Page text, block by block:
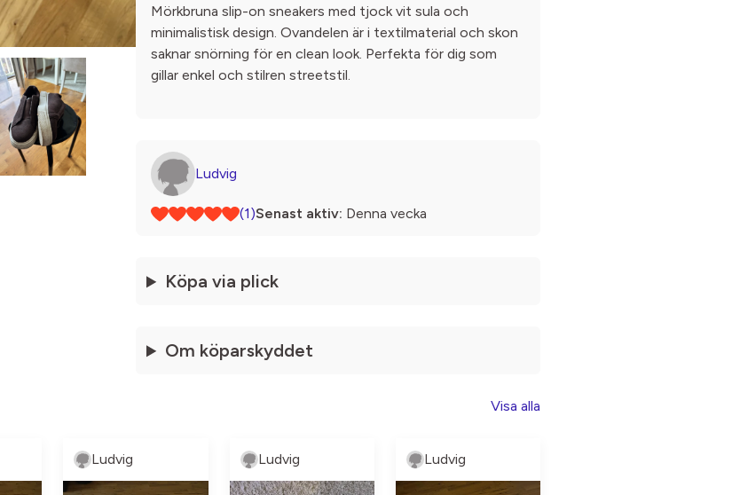
Mörkbruna slip-on sneakers med tjock vit sula och
minimalistisk design. Ovandelen är i textilmaterial och skon
saknar snörning för en clean look. Perfekta för dig som
gillar enkel och stilren streetstil.
Ludvig
(1)Senast aktiv: Denna vecka
Köpa via plick
Om köparskyddet
Visa alla
Ludvig Ludvig Ludvig